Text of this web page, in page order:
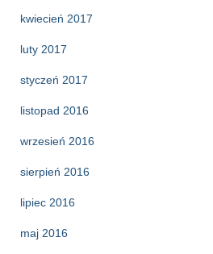
kwiecień 2017
luty 2017
styczeń 2017
listopad 2016
wrzesień 2016
sierpień 2016
lipiec 2016
maj 2016